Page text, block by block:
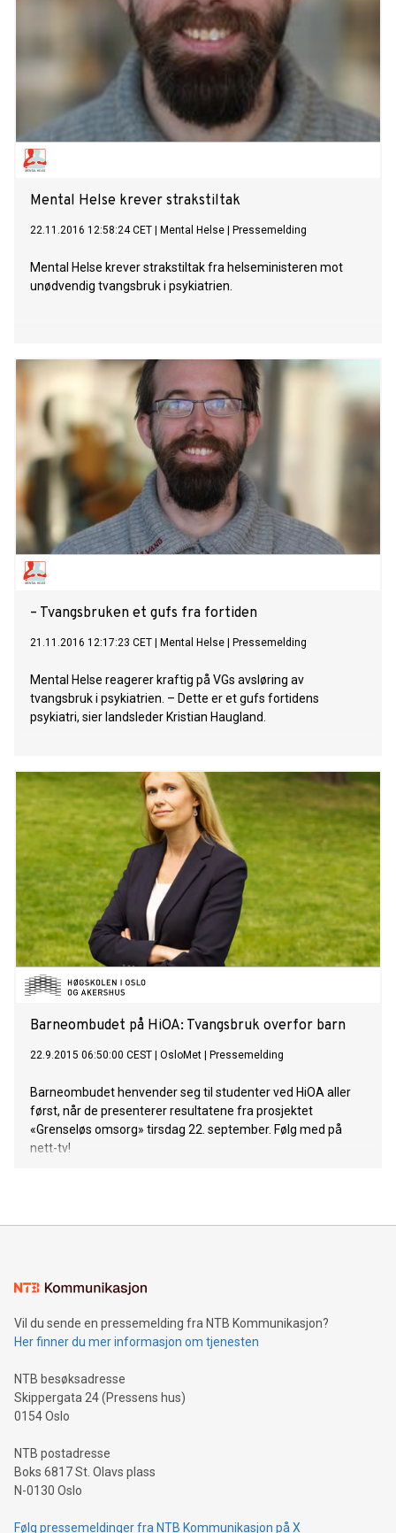
Mental Helse krever strakstiltak
22.11.2016 12:58:24 CET Mental Helse Pressemelding
Mental Helse krever strakstiltak fra helseministeren mot
unødvendig tvangsbruk i psykiatrien.
– Tvangsbruken et gufs fra fortiden
21.11.2016 12:17:23 CET Mental Helse Pressemelding
Mental Helse reagerer kraftig på VGs avsløring av
tvangsbruk i psykiatrien. – Dette er et gufs fortidens
psykiatri, sier landsleder Kristian Haugland.
Barneombudet på HiOA: Tvangsbruk overfor barn
22.9.2015 06:50:00 CEST OsloMet Pressemelding
Barneombudet henvender seg til studenter ved HiOA aller
først, når de presenterer resultatene fra prosjektet
«Grenseløs omsorg» tirsdag 22. september. Følg med på
nett-tv!
Vil du sende en pressemelding fra NTB Kommunikasjon?
Her finner du mer informasjon om tjenesten
NTB besøksadresse
Skippergata 24 (Pressens hus)
0154 Oslo
NTB postadresse
Boks 6817 St. Olavs plass
N-0130 Oslo
Følg pressemeldinger fra NTB Kommunikasjon på X